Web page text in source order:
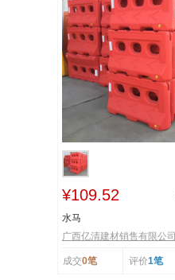
¥109.52
水马
广西亿清建材销售有限公司
成交0笔 评价1笔